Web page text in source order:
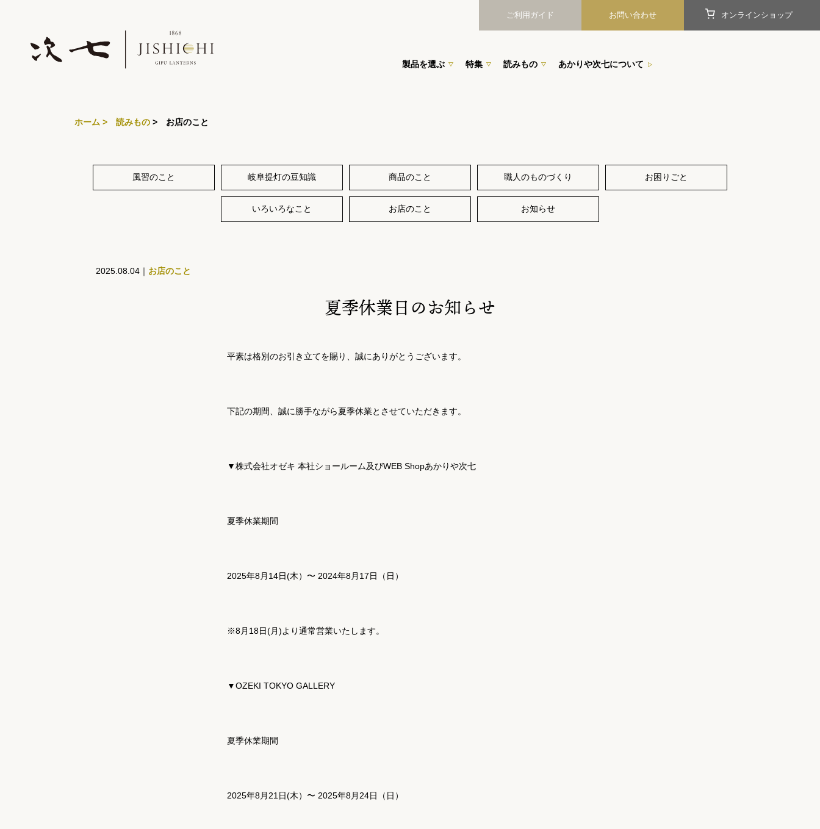
ご利用ガイド お問い合わせ オンラインショップ
製品を選ぶ 特集 読みもの あかりや次七について
ホーム > 読みもの > お店のこと
風習のこと 岐阜提灯の豆知識 商品のこと 職人のものづくり お困りごと
いろいろなこと お店のこと お知らせ
2025.08.04｜ お店のこと
夏季休業日のお知らせ
平素は格別のお引き立てを賜り、誠にありがとうございます。
下記の期間、誠に勝手ながら夏季休業とさせていただきます。
▼株式会社オゼキ 本社ショールーム及びWEB Shopあかりや次七
夏季休業期間
2025年8月14日(木）〜 2024年8月17日（日）
※8月18日(月)より通常営業いたします。
▼OZEKI TOKYO GALLERY
夏季休業期間
2025年8月21日(木）〜 2025年8月24日（日）